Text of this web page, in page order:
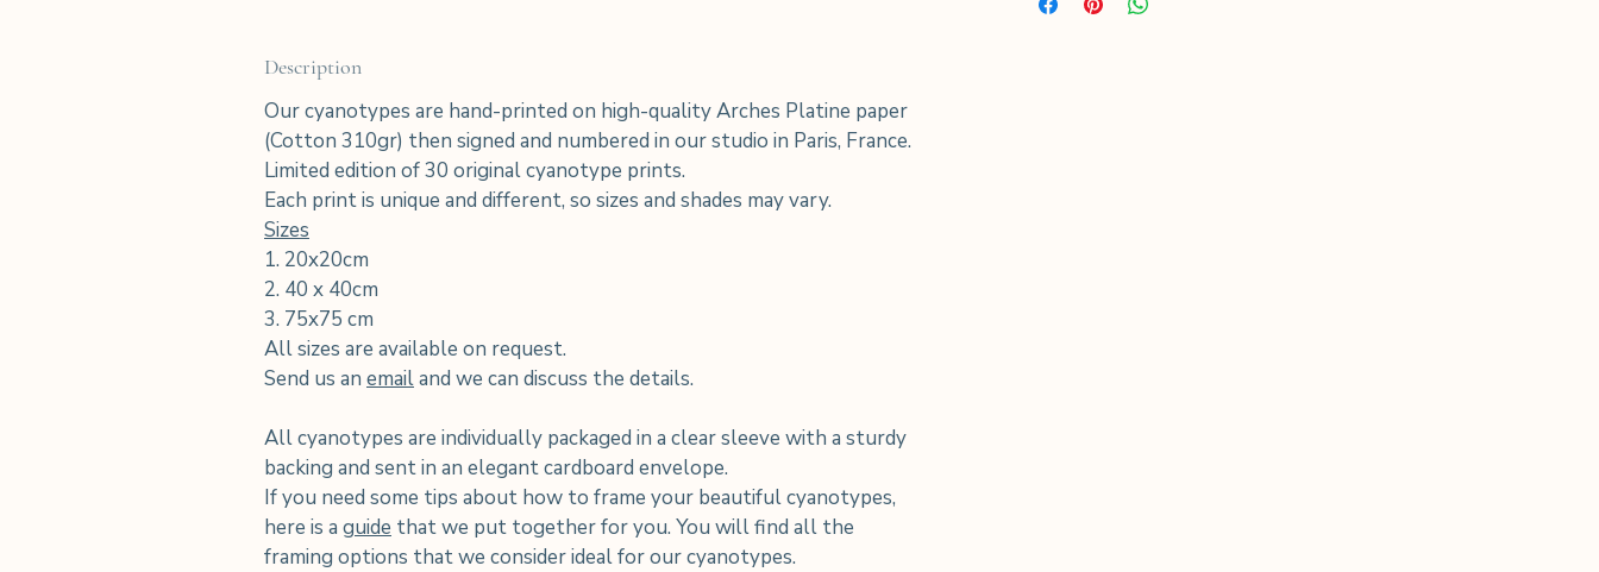
Description
Our cyanotypes are hand-printed on high-quality Arches Platine paper
(Cotton 310gr) then signed and numbered in our studio in Paris, France.
Limited edition of 30 original cyanotype prints.
Each print is unique and different, so sizes and shades may vary.
Sizes
1. 20x20cm
2. 40 x 40cm
3. 75x75 cm
All sizes are available on request.
Send us an emailand we can discuss the details.
All cyanotypes are individually packaged in a clear sleeve with a sturdy
backing and sent in an elegant cardboard envelope.
If you need some tips about how to frame your beautiful cyanotypes,
here is a guide that we put together for you. You will find all the
framing options that we consider ideal for our cyanotypes.